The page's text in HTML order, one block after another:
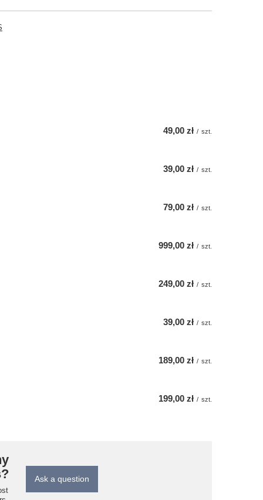
49,00 zł / szt.
39,00 zł / szt.
79,00 zł / szt.
999,00 zł / szt.
249,00 zł / szt.
39,00 zł / szt.
189,00 zł / szt.
199,00 zł / szt.
Ask a question